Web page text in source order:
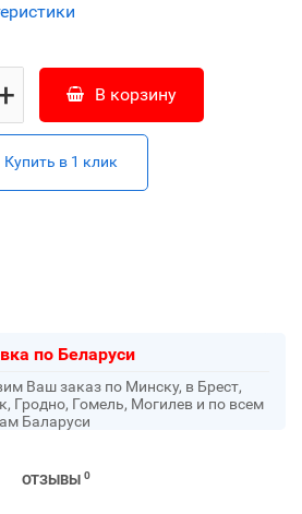
В корзину
Купить в 1 клик
по Беларуси
Ваш заказ по Минску, в Брест,
Гродно, Гомель, Могилев и по всем
Баларуси
ОТЗЫВЫ 0